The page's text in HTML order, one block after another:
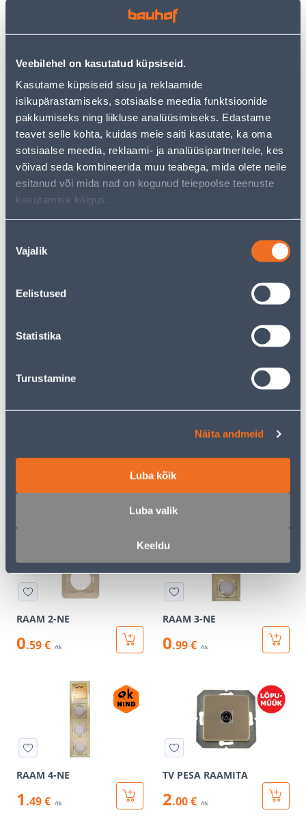
Veebilehel on kasutatud küpsiseid.
Kasutame küpsiseid sisu ja reklaamide
isikupärastamiseks, sotsiaalse meedia funktsioonide
pakkumiseks ning liikluse analüüsimiseks. Edastame
teavet selle kohta, kuidas meie saiti kasutate, ka oma
sotsiaalse meedia, reklaami- ja analüüsipartneritele, kes
võivad seda kombineerida muu teabega, mida olete neile
esitanud või mida nad on kogunud teiepoolse teenuste
kasutamise käigus.
valik
Vajalik
Eelistused
Statistika
Turustamine
Näita andmeid
Luba kõik
Luba valik
Keeldu
SÜVISTATAV 1-NE
ARVUTIPESA VILMA RJ45
RAAMITA SL-250 VALGE
4.29 € /tk
SÜVISTATAV PISTIKUPESA
RAAMITA VILMA SL250
BEEZ
1.49 € /tk
BEEŽ
MAANDUSEGA
3.99 € 0.39 €
RAAM 2-NE
0.59 € /tk
RAAM 3-NE
0.99 € /tk
RAAM 4-NE
1 .49 € /tk
TV PESA RAAMITA
2.00 € /tk